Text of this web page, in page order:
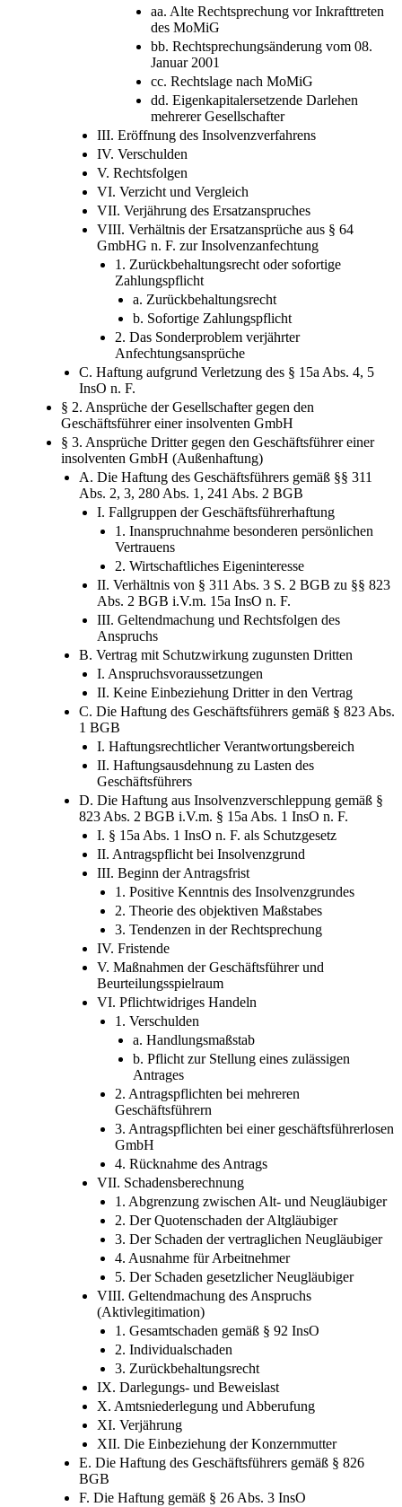
aa. Alte Rechtsprechung vor Inkrafttreten
des MoMiG
bb. Rechtsprechungsänderung vom 08.
Januar 2001
cc. Rechtslage nach MoMiG
dd. Eigenkapitalersetzende Darlehen
mehrerer Gesellschafter
III. Eröffnung des Insolvenzverfahrens
IV. Verschulden
V. Rechtsfolgen
VI. Verzicht und Vergleich
VII. Verjährung des Ersatzanspruches
VIII. Verhältnis der Ersatzansprüche aus § 64
GmbHG n. F. zur Insolvenzanfechtung
1. Zurückbehaltungsrecht oder sofortige
Zahlungspflicht
a. Zurückbehaltungsrecht
b. Sofortige Zahlungspflicht
2. Das Sonderproblem verjährter
Anfechtungsansprüche
C. Haftung aufgrund Verletzung des § 15a Abs. 4, 5
InsO n. F.
§ 2. Ansprüche der Gesellschafter gegen den
Geschäftsführer einer insolventen GmbH
§ 3. Ansprüche Dritter gegen den Geschäftsführer einer
insolventen GmbH (Außenhaftung)
A. Die Haftung des Geschäftsführers gemäß §§ 311
Abs. 2, 3, 280 Abs. 1, 241 Abs. 2 BGB
I. Fallgruppen der Geschäftsführerhaftung
1. Inanspruchnahme besonderen persönlichen
Vertrauens
2. Wirtschaftliches Eigeninteresse
II. Verhältnis von § 311 Abs. 3 S. 2 BGB zu §§ 823
Abs. 2 BGB i.V.m. 15a InsO n. F.
III. Geltendmachung und Rechtsfolgen des
Anspruchs
B. Vertrag mit Schutzwirkung zugunsten Dritten
I. Anspruchsvoraussetzungen
II. Keine Einbeziehung Dritter in den Vertrag
C. Die Haftung des Geschäftsführers gemäß § 823 Abs.
1 BGB
I. Haftungsrechtlicher Verantwortungsbereich
II. Haftungsausdehnung zu Lasten des
Geschäftsführers
D. Die Haftung aus Insolvenzverschleppung gemäß §
823 Abs. 2 BGB i.V.m. § 15a Abs. 1 InsO n. F.
I. § 15a Abs. 1 InsO n. F. als Schutzgesetz
II. Antragspflicht bei Insolvenzgrund
III. Beginn der Antragsfrist
1. Positive Kenntnis des Insolvenzgrundes
2. Theorie des objektiven Maßstabes
3. Tendenzen in der Rechtsprechung
IV. Fristende
V. Maßnahmen der Geschäftsführer und
Beurteilungsspielraum
VI. Pflichtwidriges Handeln
1. Verschulden
a. Handlungsmaßstab
b. Pflicht zur Stellung eines zulässigen
Antrages
2. Antragspflichten bei mehreren
Geschäftsführern
3. Antragspflichten bei einer geschäftsführerlosen
GmbH
4. Rücknahme des Antrags
VII. Schadensberechnung
1. Abgrenzung zwischen Alt- und Neugläubiger
2. Der Quotenschaden der Altgläubiger
3. Der Schaden der vertraglichen Neugläubiger
4. Ausnahme für Arbeitnehmer
5. Der Schaden gesetzlicher Neugläubiger
VIII. Geltendmachung des Anspruchs
(Aktivlegitimation)
1. Gesamtschaden gemäß § 92 InsO
2. Individualschaden
3. Zurückbehaltungsrecht
IX. Darlegungs- und Beweislast
X. Amtsniederlegung und Abberufung
XI. Verjährung
XII. Die Einbeziehung der Konzernmutter
E. Die Haftung des Geschäftsführers gemäß § 826
BGB
F. Die Haftung gemäß § 26 Abs. 3 InsO